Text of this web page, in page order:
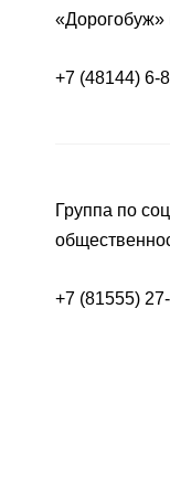
«Дорогобуж»
+7 (48144) 6-
Группа по
+7 (81555)